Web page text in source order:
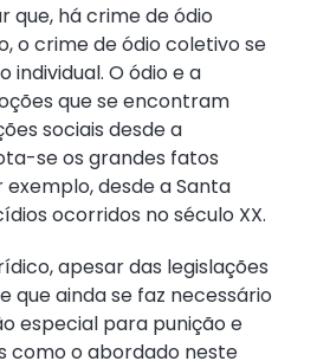
que, há crime de ódio
o crime de ódio coletivo se
individual. O ódio e a
que se encontram
sociais desde a
se os grandes fatos
desde a Santa
ocorridos no século XX.
apesar das legislações
que ainda se faz necessário
especial para punição e
como o abordado neste